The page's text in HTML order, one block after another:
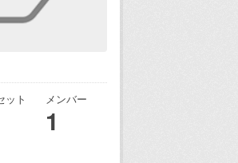
ット メンバー
1